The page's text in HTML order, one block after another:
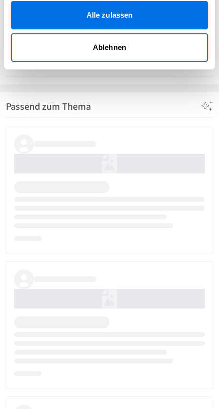
Alle zulassen
Ablehnen
Modellbau-Club-Ladenburg e.V.
Passend zum Thema